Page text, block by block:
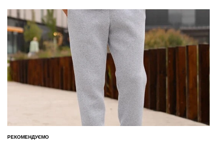
ОПУБЛІКУВАТИ
РЕКОМЕНДУЄМО